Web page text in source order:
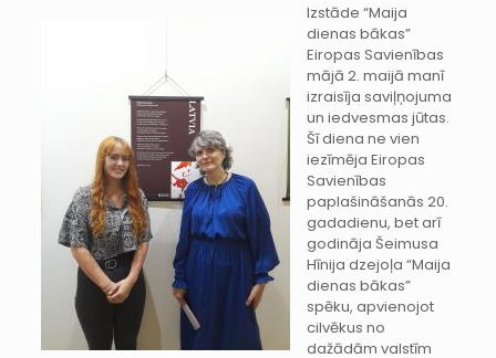
Izstāde “Maija
dienas bākas”
Eiropas Savienības
mājā 2. maijā manī
izraisīja saviļņojuma
un iedvesmas jūtas.
Šī diena ne vien
iezīmēja Eiropas
Savienības
paplašināšanās 20.
gadadienu, bet arī
godināja Šeimusa
Hīnija dzejoļa “Maija
dienas bākas”
spēku, apvienojot
cilvēkus no
dažādām valstīm